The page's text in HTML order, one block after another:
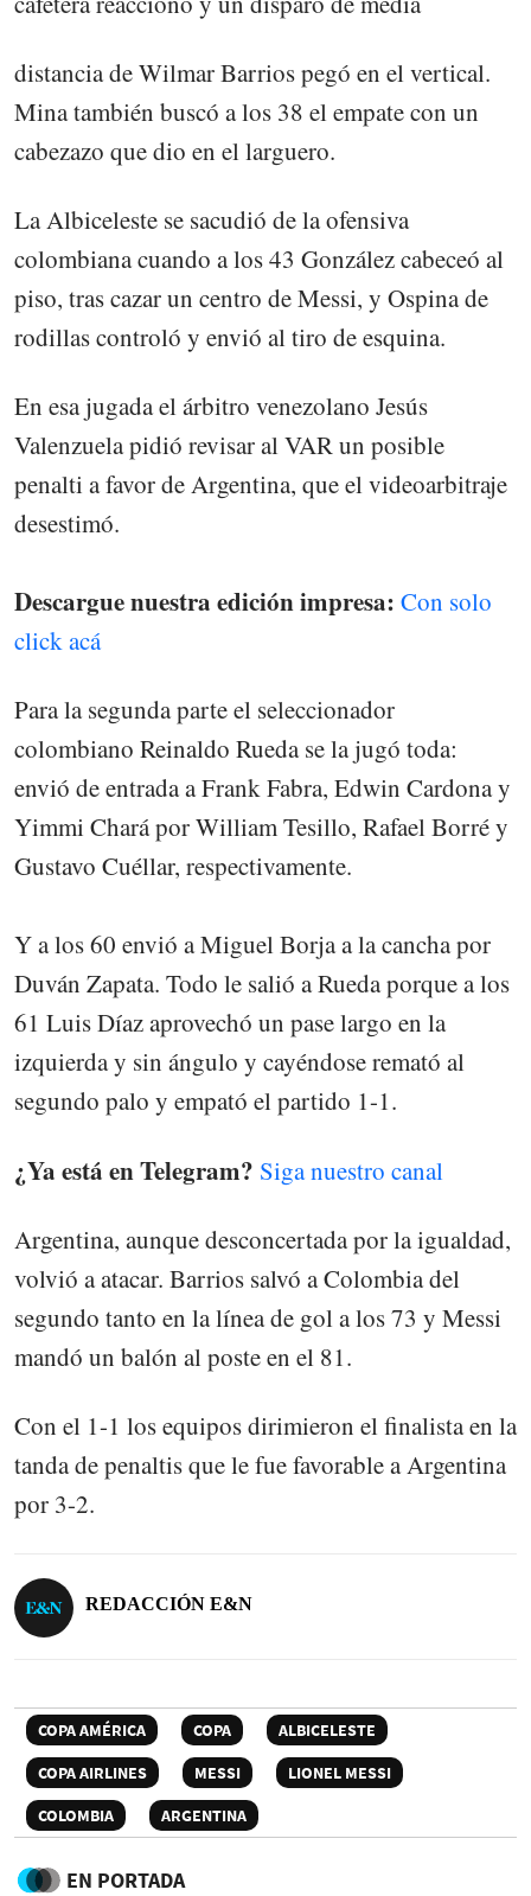
distancia de Wilmar Barrios pegó en el vertical.
Mina también buscó a los 38 el empate con un
cabezazo que dio en el larguero.
La Albiceleste se sacudió de la ofensiva
colombiana cuando a los 43 González cabeceó al
piso, tras cazar un centro de Messi, y Ospina de
rodillas controló y envió al tiro de esquina.
En esa jugada el árbitro venezolano Jesús
Valenzuela pidió revisar al VAR un posible
penalti a favor de Argentina, que el videoarbitraje
desestimó.
Descargue nuestra edición impresa: Con solo
click acá
Para la segunda parte el seleccionador
colombiano Reinaldo Rueda se la jugó toda:
envió de entrada a Frank Fabra, Edwin Cardona y
Yimmi Chará por William Tesillo, Rafael Borré y
Gustavo Cuéllar, respectivamente.
Y a los 60 envió a Miguel Borja a la cancha por
Duván Zapata. Todo le salió a Rueda porque a los
61 Luis Díaz aprovechó un pase largo en la
izquierda y sin ángulo y cayéndose remató al
segundo palo y empató el partido 1-1.
¿Ya está en Telegram? Siga nuestro canal
Argentina, aunque desconcertada por la igualdad,
volvió a atacar. Barrios salvó a Colombia del
segundo tanto en la línea de gol a los 73 y Messi
mandó un balón al poste en el 81.
Con el 1-1 los equipos dirimieron el finalista en la
tanda de penaltis que le fue favorable a Argentina
por 3-2.
REDACCIÓN E&N
COPA AMÉRICA COPA
ALBICELESTE
COPA AIRLINES
MESSI
LIONEL MESSI
COLOMBIA
ARGENTINA
EN PORTADA